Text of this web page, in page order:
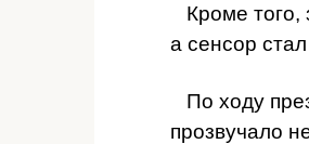
Кроме того,
а сенсор
По ходу
прозвучало